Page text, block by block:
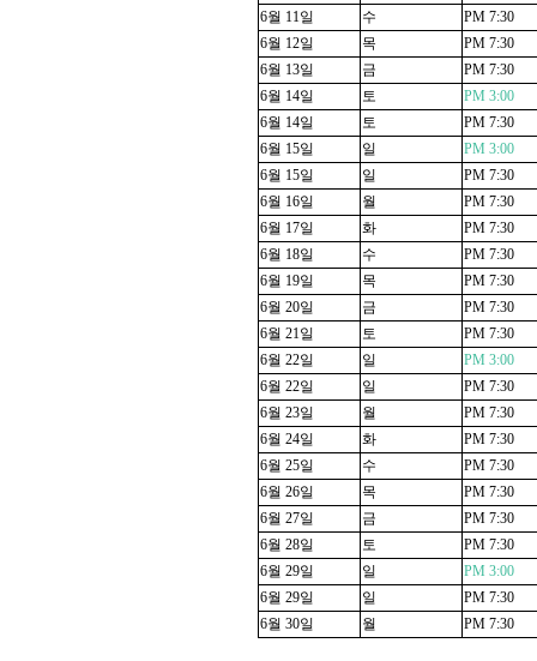
6월 11일 수
PM 7:30
6월 12일 목
PM 7:30
6월 13일 금
PM 7:30
6월 14일 토
PM 3:00
6월 14일 토
PM 7:30
6월 15일 일
PM 3:00
6월 15일 일
PM 7:30
6월 16일 월
PM 7:30
6월 17일 화
PM 7:30
6월 18일 수
PM 7:30
6월 19일 목
PM 7:30
6월 20일 금
PM 7:30
6월 21일 토
PM 7:30
6월 22일 일
PM 3:00
6월 22일 일
PM 7:30
6월 23일 월
PM 7:30
6월 24일 화
PM 7:30
6월 25일 수
PM 7:30
6월 26일 목
PM 7:30
6월 27일 금
PM 7:30
6월 28일 토
PM 7:30
6월 29일 일
PM 3:00
6월 29일 일
PM 7:30
6월 30일 월 PM 7:30